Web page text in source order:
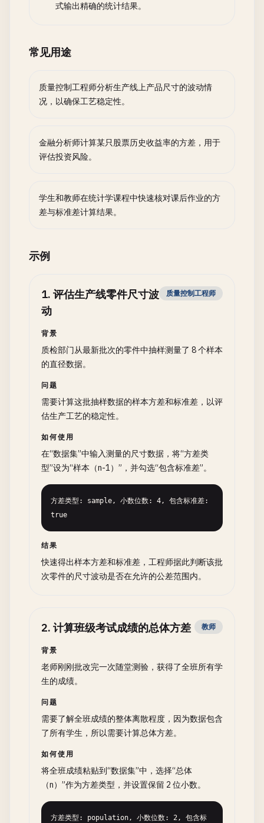
式输出精确的统计结果。
常见用途
质量控制工程师分析生产线上产品尺寸的波动情
况，以确保工艺稳定性。
金融分析师计算某只股票历史收益率的方差，用于
评估投资风险。
学生和教师在统计学课程中快速核对课后作业的方
差与标准差计算结果。
示例
1. 评估生产线零件尺寸波
动
质量控制工程师
背景
质检部门从最新批次的零件中抽样测量了 8 个样本
的直径数据。
问题
需要计算这批抽样数据的样本方差和标准差，以评
估生产工艺的稳定性。
如何使用
在“数据集”中输入测量的尺寸数据，将“方差类
型”设为“样本（n-1）”，并勾选“包含标准差”。
方差类型: sample, 小数位数: 4, 包含标准差:
true
结果
快速得出样本方差和标准差，工程师据此判断该批
次零件的尺寸波动是否在允许的公差范围内。
2. 计算班级考试成绩的总体方差 教师
背景
老师刚刚批改完一次随堂测验，获得了全班所有学
生的成绩。
问题
需要了解全班成绩的整体离散程度，因为数据包含
了所有学生，所以需要计算总体方差。
如何使用
将全班成绩粘贴到“数据集”中，选择“总体
（n）”作为方差类型，并设置保留 2 位小数。
方差类型: population, 小数位数: 2, 包含标